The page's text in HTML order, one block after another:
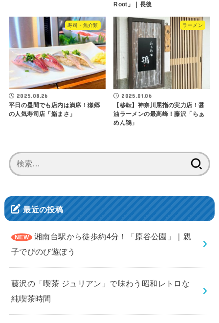
Root」｜長後
寿司・魚介類
2025.08.26
平日の昼間でも店内は満席！獺郷
の人気寿司店「鮨まさ」
ラーメン
2025.01.06
【移転】神奈川屈指の実力店！醤
油ラーメンの最高峰！藤沢「らぁ
めん鴇」
索:
最近の投稿
湘南台駅から徒歩約4分！「原谷公園」｜親
子でびのび遊ぼう
藤沢の「喫茶 ジュリアン」で味わう昭和レトロな
純喫茶時間